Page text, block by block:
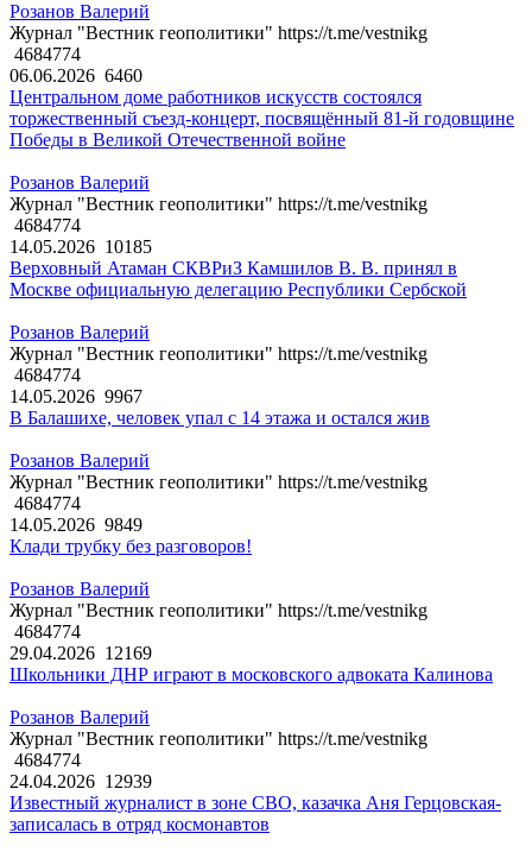
Розанов Валерий
Журнал "Вестник геополитики" https://t.me/vestnikg
4684774
06.06.2026 6460
Центральном доме работников искусств состоялся
торжественный съезд-концерт, посвящённый 81-й годовщине
Победы в Великой Отечественной войне
Розанов Валерий
Журнал "Вестник геополитики" https://t.me/vestnikg
4684774
14.05.2026 10185
Верховный Атаман СКВРиЗ Камшилов В. В. принял в
Москве официальную делегацию Республики Сербской
Розанов Валерий
Журнал "Вестник геополитики" https://t.me/vestnikg
4684774
14.05.2026 9967
В Балашихе, человек упал с 14 этажа и остался жив
Розанов Валерий
Журнал "Вестник геополитики" https://t.me/vestnikg
4684774
14.05.2026 9849
Клади трубку без разговоров!
Розанов Валерий
Журнал "Вестник геополитики" https://t.me/vestnikg
4684774
29.04.2026 12169
Школьники ДНР играют в московского адвоката Калинова
Розанов Валерий
Журнал "Вестник геополитики" https://t.me/vestnikg
4684774
24.04.2026 12939
Известный журналист в зоне СВО, казачка Аня Герцовская-
записалась в отряд космонавтов